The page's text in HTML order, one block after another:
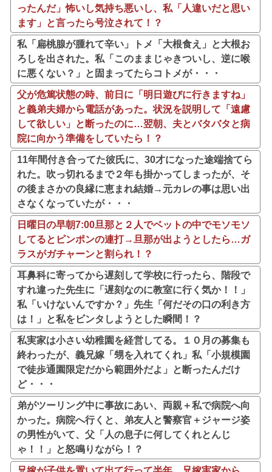
ったんだ」怖いし気持ち悪いし、私「人違いだと思い
ます」と言ったら号泣されて！？
私「扁桃腺が腫れて辛い」トメ「大根食え」と大根お
ろしを出された。私「このままじゃきついし、逆に喉
に悪くない？」と固まってたらコトメが・・・
父が危篤状態の時、前日に「明日遊びに行きますね」
と義弟夫婦から電話があった。状況を説明して「遠慮
して欲しい」と断ったのに…翌朝、夫とバタバタと病
院に向かう準備をしていたら！？
11年間付き合ってた彼氏に、30才になった途端捨てら
れた。吹っ切れるまで２年も掛かってしまったが、そ
の後まさかの良縁に恵まれ結婚→元カレの事は思い出
さなくなっていたが・・・
日曜日の早朝7:00旦那と２人でベットの中でモソモソ
してるとピンポンの連打→旦那が出ようとしたら…ガ
ラスがガチャーンと割られ！？
耳鼻科に寄ってから遅刻して学校に行ったら、階段で
すれ違った先生に「遅刻なのに教室に行く気か！！」
私「いけないんですか？」先生「何だその口の利き方
は！」と私をビンタしようとした瞬間！？
私実家は小さい幼稚園を経営してる。１０月の募集も
終わったが、義兄嫁「甥を入れてくれ」私「小規模園
で徒歩通園限定だから範囲外だよ」と断ったんだけ
ど・・・
弟がツーリング中に事故にあい、両親＋私で病院へ向
かった。病院へ行くと、弟友人と警察官＋ジャージ姿
の男性がいて、父「人の息子に何してくれとんじ
ゃ！！」と怒鳴りながら！？